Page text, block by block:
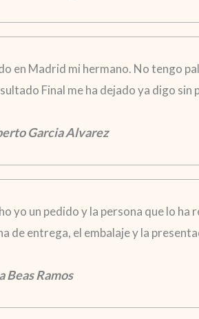
en Madrid mi hermano. No tengo
Final me ha dejado ya digo
Garcia Alvarez
yo un pedido y la persona que lo
de entrega, el embalaje y la
Beas Ramos